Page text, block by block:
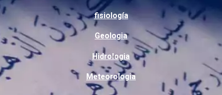
fisiología
Geologia
Hidrologia
Meteorologia